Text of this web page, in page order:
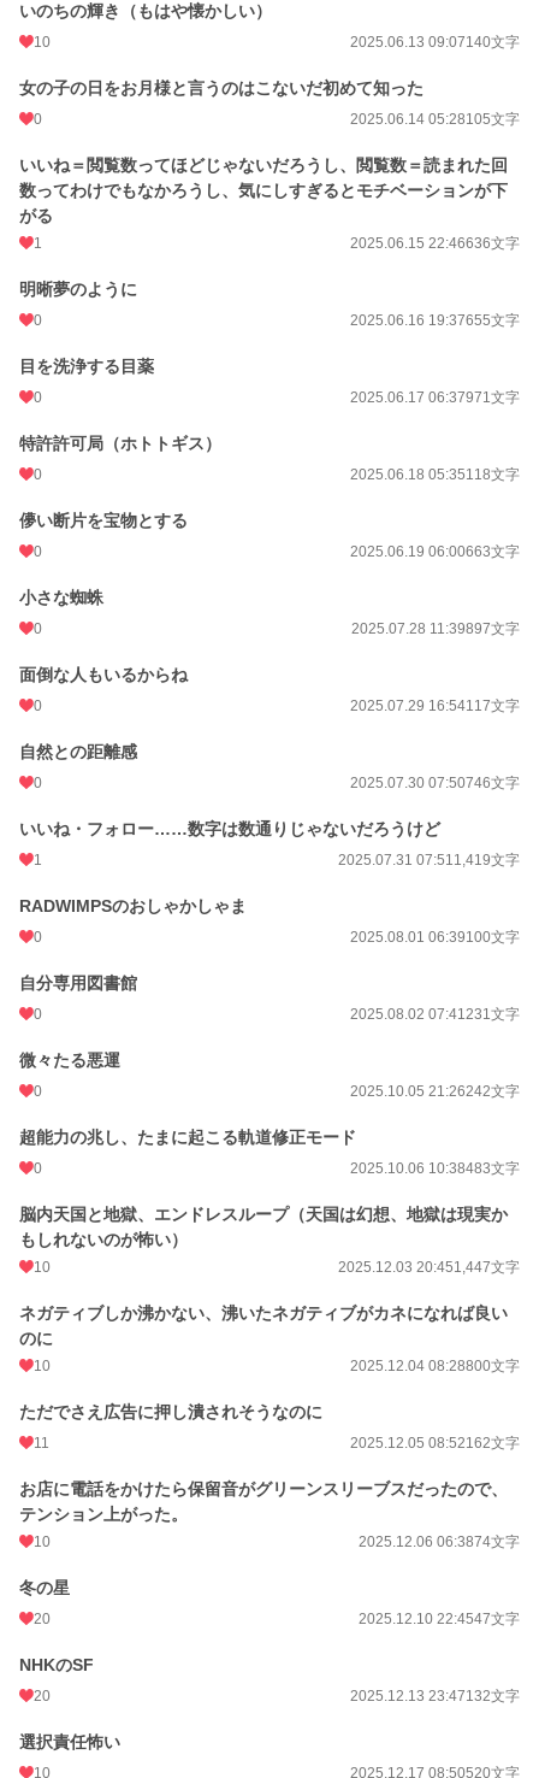
いのちの輝き（もはや懐かしい）
10 2025.06.13 09:07140文字
女の子の日をお月様と言うのはこないだ初めて知った
0 2025.06.14 05:28105文字
いいね＝閲覧数ってほどじゃないだろうし、閲覧数＝読まれた回
数ってわけでもなかろうし、気にしすぎるとモチベーションが下
がる
1 2025.06.15 22:46636文字
明晰夢のように
0 2025.06.16 19:37655文字
目を洗浄する目薬
0 2025.06.17 06:37971文字
特許許可局（ホトトギス）
0 2025.06.18 05:35118文字
儚い断片を宝物とする
0 2025.06.19 06:00663文字
小さな蜘蛛
0 2025.07.28 11:39897文字
面倒な人もいるからね
0 2025.07.29 16:54117文字
自然との距離感
0 2025.07.30 07:50746文字
いいね・フォロー……数字は数通りじゃないだろうけど
1 2025.07.31 07:511,419文字
RADWIMPSのおしゃかしゃま
0 2025.08.01 06:39100文字
自分専用図書館
0 2025.08.02 07:41231文字
微々たる悪運
0 2025.10.05 21:26242文字
超能力の兆し、たまに起こる軌道修正モード
0 2025.10.06 10:38483文字
脳内天国と地獄、エンドレスループ（天国は幻想、地獄は現実か
もしれないのが怖い）
10 2025.12.03 20:451,447文字
ネガティブしか沸かない、沸いたネガティブがカネになれば良い
のに
10 2025.12.04 08:28800文字
ただでさえ広告に押し潰されそうなのに
11 2025.12.05 08:52162文字
お店に電話をかけたら保留音がグリーンスリーブスだったので、
テンション上がった。
10 2025.12.06 06:3874文字
冬の星
20 2025.12.10 22:4547文字
NHKのSF
20 2025.12.13 23:47132文字
選択責任怖い
10 2025.12.17 08:50520文字